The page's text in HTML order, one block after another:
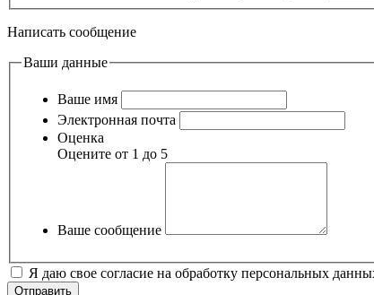
Написать сообщение
Ваши данные
Ваше имя
Электронная почта
Оценка
Оцените от 1 до 5
Ваше сообщение
Я даю свое согласие на обработку персональных